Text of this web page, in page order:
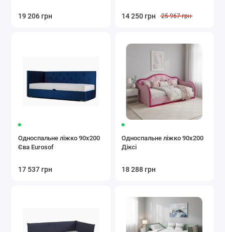
19 206 грн 14 250 грн 25 967 грн
Односпальне ліжко 90x200
Єва Eurosof
17 537 грн
Односпальне ліжко 90x200
Діксі
18 288 грн